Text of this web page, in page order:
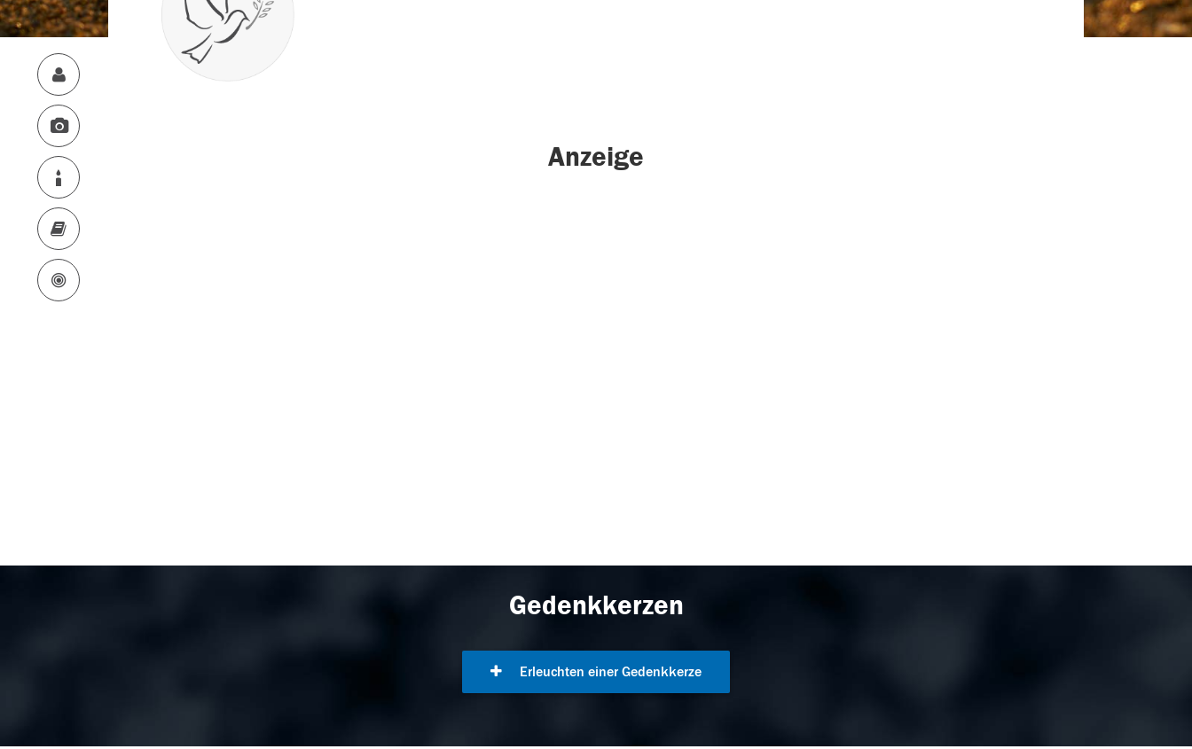
Anzeige
Gedenkkerzen
Erleuchten einer Gedenkkerze